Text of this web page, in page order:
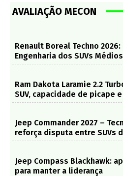
AVALIAÇÃO MECON
Renault Boreal Techno 2026:
Engenharia dos SUVs Médios
Ram Dakota Laramie 2.2
SUV, capacidade de picape
Jeep Commander 2027 –
reforça disputa entre SUVs
Jeep Compass Blackhawk:
para manter a liderança